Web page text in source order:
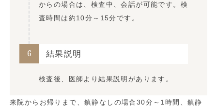
からの場合は、検査中、会話が可能です。検
査時間は約10分～15分です。
6 結果説明
検査後、医師より結果説明があります。
来院からお帰りまで、鎮静なしの場合30分～1時間、鎮静